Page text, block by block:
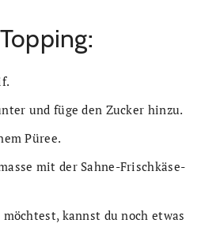
und füge den Zucker hinzu.
Püree.
mit der Sahne-Frischkäse-
kannst du noch etwas